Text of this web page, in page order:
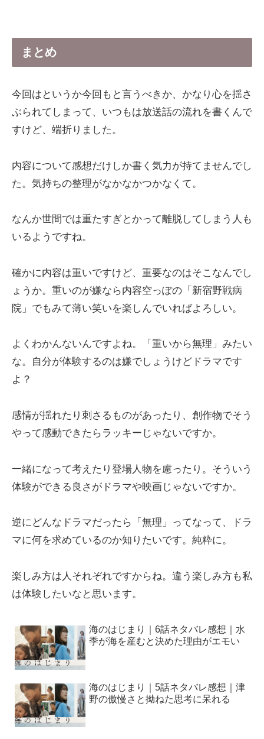
まとめ
今回はというか今回もと言うべきか、かなり心を揺さ
ぶられてしまって、いつもは放送話の流れを書くんで
すけど、端折りました。
内容について感想だけしか書く気力が持てませんでし
た。気持ちの整理がなかなかつかなくて。
なんか世間では重たすぎとかって離脱してしまう人も
いるようですね。
確かに内容は重いですけど、重要なのはそこなんでし
ょうか。重いのが嫌なら内容空っぽの「新宿野戦病
院」でもみて薄い笑いを楽しんでいればよろしい。
よくわかんないんですよね。「重いから無理」みたい
な。自分が体験するのは嫌でしょうけどドラマです
よ？
感情が揺れたり刺さるものがあったり、創作物でそう
やって感動できたらラッキーじゃないですか。
一緒になって考えたり登場人物を慮ったり。そういう
体験ができる良さがドラマや映画じゃないですか。
逆にどんなドラマだったら「無理」ってなって、ドラ
マに何を求めているのか知りたいです。純粋に。
楽しみ方は人それぞれですからね。違う楽しみ方も私
は体験したいなと思います。
海のはじまり｜6話ネタバレ感想｜水
季が海を産むと決めた理由がエモい
海のはじまり｜5話ネタバレ感想｜津
野の傲慢さと拗ねた思考に呆れる